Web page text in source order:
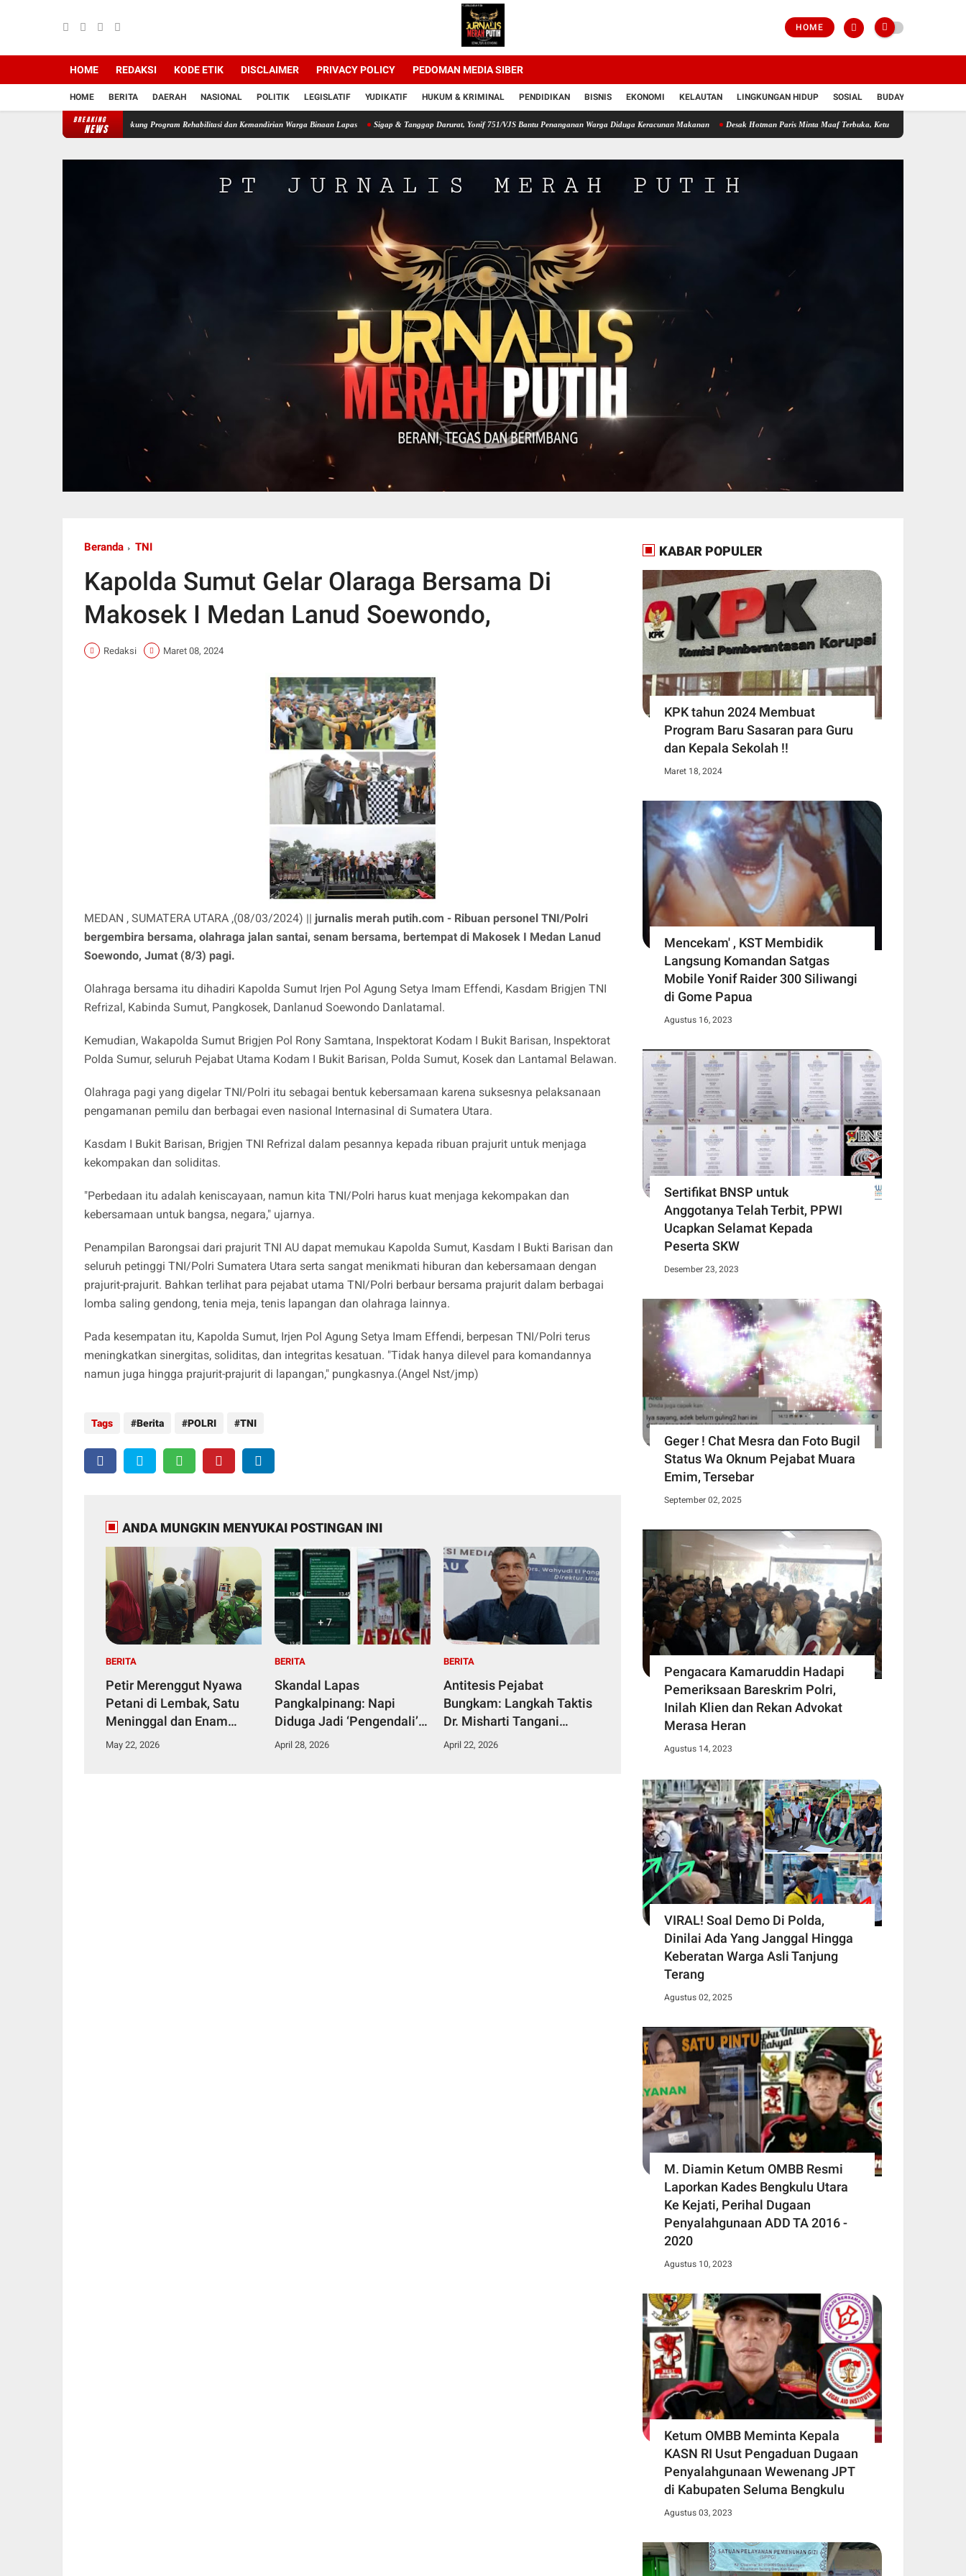
HOME
HOME REDAKSI KODE ETIK DISCLAIMER PRIVACY POLICY PEDOMAN MEDIA SIBER
HOME BERITA DAERAH NASIONAL POLITIK LEGISLATIF YUDIKATIF HUKUM & KRIMINAL PENDIDIKAN BISNIS EKONOMI KELAUTAN LINGKUNGAN HIDUP SOSIAL BUDAYA
BREAKING
NEWS
Muara Enim Dukung Program Rehabilitasi dan Kemandirian Warga Binaan Lapas Sigap & Tanggap Darurat, Yonif 751/VJS Bantu Penanganan Warga Diduga Keracunan Makanan Desak Hotman Paris Minta Maaf Terbuka, Ketua APJI Dani Silalahi: Jangan
Beranda TNI
Kapolda Sumut Gelar Olaraga Bersama Di
Makosek I Medan Lanud Soewondo,
Redaksi Maret 08, 2024
MEDAN , SUMATERA UTARA ,(08/03/2024) || jurnalis merah putih.com - Ribuan personel TNI/Polri
bergembira bersama, olahraga jalan santai, senam bersama, bertempat di Makosek I Medan Lanud
Soewondo, Jumat (8/3) pagi.
Olahraga bersama itu dihadiri Kapolda Sumut Irjen Pol Agung Setya Imam Effendi, Kasdam Brigjen TNI
Refrizal, Kabinda Sumut, Pangkosek, Danlanud Soewondo Danlatamal.
Kemudian, Wakapolda Sumut Brigjen Pol Rony Samtana, Inspektorat Kodam I Bukit Barisan, Inspektorat
Polda Sumur, seluruh Pejabat Utama Kodam I Bukit Barisan, Polda Sumut, Kosek dan Lantamal Belawan.
Olahraga pagi yang digelar TNI/Polri itu sebagai bentuk kebersamaan karena suksesnya pelaksanaan
pengamanan pemilu dan berbagai even nasional Internasinal di Sumatera Utara.
Kasdam I Bukit Barisan, Brigjen TNI Refrizal dalam pesannya kepada ribuan prajurit untuk menjaga
kekompakan dan soliditas.
"Perbedaan itu adalah keniscayaan, namun kita TNI/Polri harus kuat menjaga kekompakan dan
kebersamaan untuk bangsa, negara," ujarnya.
Penampilan Barongsai dari prajurit TNI AU dapat memukau Kapolda Sumut, Kasdam I Bukti Barisan dan
seluruh petinggi TNI/Polri Sumatera Utara serta sangat menikmati hiburan dan kebersamaan dengan
prajurit-prajurit. Bahkan terlihat para pejabat utama TNI/Polri berbaur bersama prajurit dalam berbagai
lomba saling gendong, tenia meja, tenis lapangan dan olahraga lainnya.
Pada kesempatan itu, Kapolda Sumut, Irjen Pol Agung Setya Imam Effendi, berpesan TNI/Polri terus
meningkatkan sinergitas, soliditas, dan integritas kesatuan. "Tidak hanya dilevel para komandannya
namun juga hingga prajurit-prajurit di lapangan," pungkasnya.(Angel Nst/jmp)
Tags Berita POLRI TNI
ANDA MUNGKIN MENYUKAI POSTINGAN INI
BERITA
Petir Merenggut Nyawa
Petani di Lembak, Satu
Meninggal dan Enam
Dirawat Intensif
May 22, 2026
BERITA
Skandal Lapas
Pangkalpinang: Napi
Diduga Jadi ‘Pengendali’
Narkotika dari Kamar
April 28, 2026
BERITA
Antitesis Pejabat
Bungkam: Langkah Taktis
Dr. Misharti Tangani
Skandal Belatung Tuai
April 22, 2026
KABAR POPULER
KPK tahun 2024 Membuat
Program Baru Sasaran para Guru
dan Kepala Sekolah !!
Maret 18, 2024
Mencekam' , KST Membidik
Langsung Komandan Satgas
Mobile Yonif Raider 300 Siliwangi
di Gome Papua
Agustus 16, 2023
Sertifikat BNSP untuk
Anggotanya Telah Terbit, PPWI
Ucapkan Selamat Kepada
Peserta SKW
Desember 23, 2023
Geger ! Chat Mesra dan Foto Bugil
Status Wa Oknum Pejabat Muara
Emim, Tersebar
September 02, 2025
Pengacara Kamaruddin Hadapi
Pemeriksaan Bareskrim Polri,
Inilah Klien dan Rekan Advokat
Merasa Heran
Agustus 14, 2023
VIRAL! Soal Demo Di Polda,
Dinilai Ada Yang Janggal Hingga
Keberatan Warga Asli Tanjung
Terang
Agustus 02, 2025
M. Diamin Ketum OMBB Resmi
Laporkan Kades Bengkulu Utara
Ke Kejati, Perihal Dugaan
Penyalahgunaan ADD TA 2016 -
2020
Agustus 10, 2023
Ketum OMBB Meminta Kepala
KASN RI Usut Pengaduan Dugaan
Penyalahgunaan Wewenang JPT
di Kabupaten Seluma Bengkulu
Agustus 03, 2023